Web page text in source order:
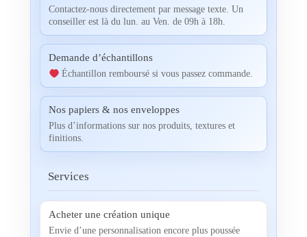
Contactez-nous directement par message texte. Un
conseiller est là du lun. au Ven. de 09h à 18h.
Demande d’échantillons
Échantillon remboursé si vous passez commande.
Nos papiers & nos enveloppes
Plus d’informations sur nos produits, textures et
finitions.
Services
Acheter une création unique
Envie d’une personnalisation encore plus poussée